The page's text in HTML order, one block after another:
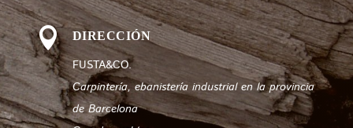
 DIRECCIÓN
FUSTA&CO.
Carpintería, ebanistería industrial en la provincia
de Barcelona